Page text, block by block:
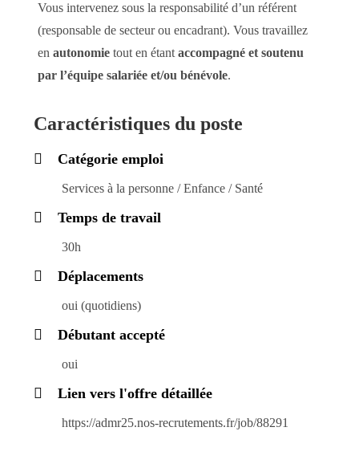
Vous intervenez sous la responsabilité d’un référent
(responsable de secteur ou encadrant). Vous travaillez
enautonomie tout en étantaccompagné et soutenu
par l’équipe salariée et/ou bénévole.
Caractéristiques du poste
Catégorie emploi
Services à la personne / Enfance / Santé
Temps de travail
30h
Déplacements
oui (quotidiens)
Débutant accepté
oui
Lien vers l'offre détaillée
https://admr25.nos-recrutements.fr/job/88291